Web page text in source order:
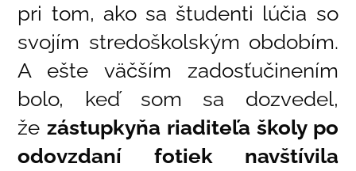
pri tom, ako sa študenti lúčia so
svojím stredoškolským obdobím.
A ešte väčším zadosťučinením
bolo, keď som sa dozvedel,
žezástupkyňa riaditeľa školy po
odovzdaní fotiek navštívila